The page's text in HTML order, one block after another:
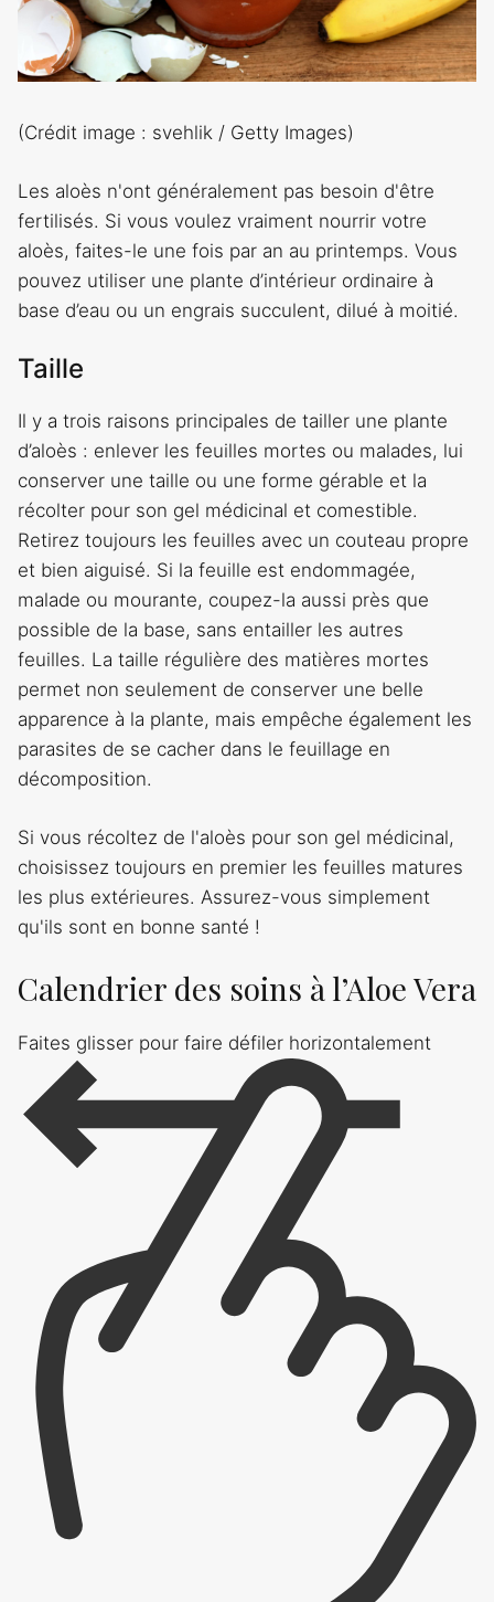
(Crédit image : svehlik / Getty Images)
Les aloès n'ont généralement pas besoin d'être
fertilisés. Si vous voulez vraiment nourrir votre
aloès, faites-le une fois par an au printemps. Vous
pouvez utiliser une plante d’intérieur ordinaire à
base d’eau ou un engrais succulent, dilué à moitié.
Taille
Il y a trois raisons principales de tailler une plante
d’aloès : enlever les feuilles mortes ou malades, lui
conserver une taille ou une forme gérable et la
récolter pour son gel médicinal et comestible.
Retirez toujours les feuilles avec un couteau propre
et bien aiguisé. Si la feuille est endommagée,
malade ou mourante, coupez-la aussi près que
possible de la base, sans entailler les autres
feuilles. La taille régulière des matières mortes
permet non seulement de conserver une belle
apparence à la plante, mais empêche également les
parasites de se cacher dans le feuillage en
décomposition.
Si vous récoltez de l'aloès pour son gel médicinal,
choisissez toujours en premier les feuilles matures
les plus extérieures. Assurez-vous simplement
qu'ils sont en bonne santé !
Calendrier des soins à l’Aloe Vera
Faites glisser pour faire défiler horizontalement